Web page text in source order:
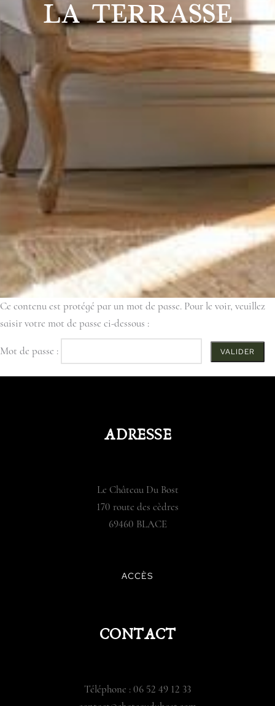
LA TERRASSE
Ce contenu est protégé par un mot de passe. Pour le voir, veuillez
saisir votre mot de passe ci-dessous :
Mot de passe :
ADRESSE
Le Château Du Bost
170 route des cèdres
69460 BLACE
ACCÈS
CONTACT
Téléphone : 06 52 49 12 33